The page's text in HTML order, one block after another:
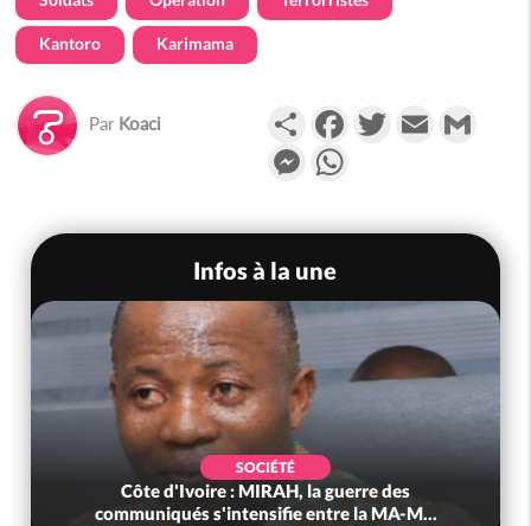
Kantoro Karimama
Par Koaci PartagerFacebookTwitterEmail
Messenger
Infos à la une
SOCIÉTÉ
Côte d'Ivoire : MIRAH, la guerre des
communiqués s'intensifie entre la MA-M...